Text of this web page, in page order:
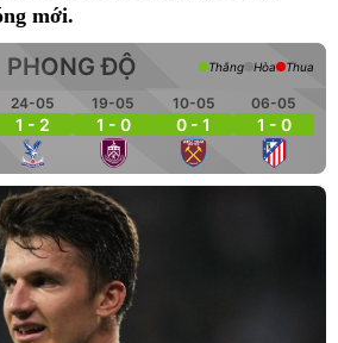
mới.
PHONG ĐỘ
24-05
1 - 2
19-05
1 - 0
10-05
0 - 1
06-05
1 - 0
Thắng Hòa Thua